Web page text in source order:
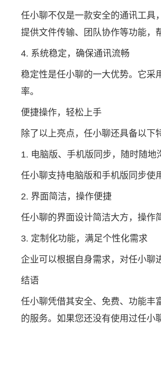
任小聊不仅是一款安全的通讯工具
提供文件传输、团队协作等功能，
4. 系统稳定，确保通讯流畅
稳定性是任小聊的一大优势。它采
率。
便捷操作，轻松上手
除了以上亮点，任小聊还具备以下
1. 电脑版、手机版同步，随时随地
任小聊支持电脑版和手机版同步使
2. 界面简洁，操作便捷
任小聊的界面设计简洁大方，操作
3. 定制化功能，满足个性化需求
企业可以根据自身需求，对任小聊
结语
任小聊凭借其安全、免费、功能丰
的服务。如果您还没有使用过任小